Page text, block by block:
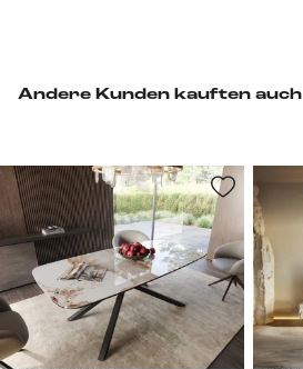
Andere Kunden kauften auch